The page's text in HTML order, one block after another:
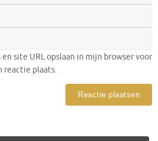
site URL opslaan in mijn browser voor
reactie plaats.